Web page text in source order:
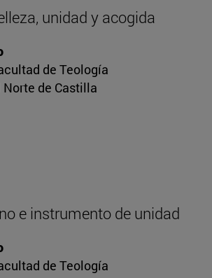
unidad y acogida
de Teología
Norte de Castilla
e instrumento de unidad
de Teología